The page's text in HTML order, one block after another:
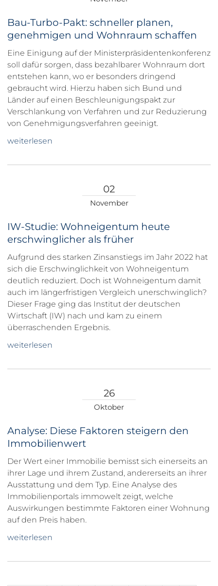
Bau-Turbo-Pakt: schneller planen,
genehmigen und Wohnraum schaffen
Eine Einigung auf der Ministerpräsidentenkonferenz
soll dafür sorgen, dass bezahlbarer Wohnraum dort
entstehen kann, wo er besonders dringend
gebraucht wird. Hierzu haben sich Bund und
Länder auf einen Beschleunigungspakt zur
Verschlankung von Verfahren und zur Reduzierung
von Genehmigungsverfahren geeinigt.
weiterlesen
02
November
IW-Studie: Wohneigentum heute
erschwinglicher als früher
Aufgrund des starken Zinsanstiegs im Jahr 2022 hat
sich die Erschwinglichkeit von Wohneigentum
deutlich reduziert. Doch ist Wohneigentum damit
auch im längerfristigen Vergleich unerschwinglich?
Dieser Frage ging das Institut der deutschen
Wirtschaft (IW) nach und kam zu einem
überraschenden Ergebnis.
weiterlesen
26
Oktober
Analyse: Diese Faktoren steigern den
Immobilienwert
Der Wert einer Immobilie bemisst sich einerseits an
ihrer Lage und ihrem Zustand, andererseits an ihrer
Ausstattung und dem Typ. Eine Analyse des
Immobilienportals immowelt zeigt, welche
Auswirkungen bestimmte Faktoren einer Wohnung
auf den Preis haben.
weiterlesen